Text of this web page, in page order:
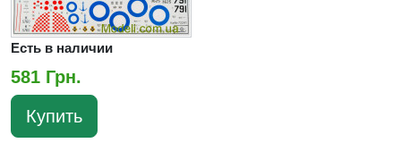
Есть в наличии
581 Грн.
Купить